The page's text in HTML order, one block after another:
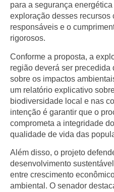
para a segurança energética
exploração desses recursos
responsáveis e o
rigorosos.
Conforme a proposta, a
região deverá ser precedida
sobre os impactos
um relatório explicativo
biodiversidade local e nas
intenção é garantir que o
comprometa a integridade
qualidade de vida das
Além disso, o projeto
desenvolvimento sustentável
entre crescimento
ambiental . O senador